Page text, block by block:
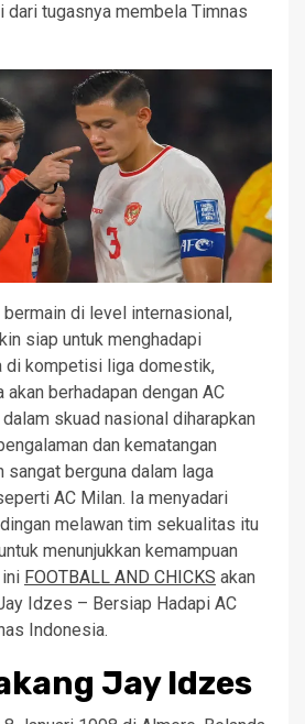
dari tugasnya membela Timnas
bermain di level internasional,
siap untuk menghadapi
di kompetisi liga domestik,
berhadapan dengan AC
skuad nasional diharapkan
dan kematangan
sangat berguna dalam laga
AC Milan. Ia menyadari
melawan tim sekualitas itu
menunjukkan kemampuan
FOOTBALL AND CHICKS akan
Idzes – Bersiap Hadapi AC
Indonesia.
Jay Idzes